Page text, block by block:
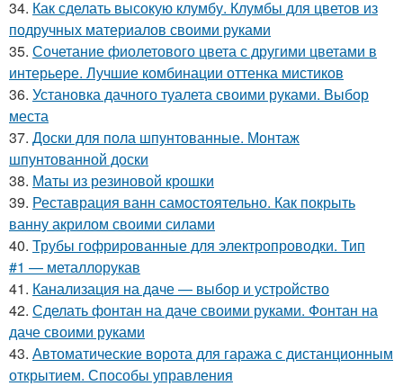
34. Как сделать высокую клумбу. Клумбы для цветов из
подручных материалов своими руками
35. Сочетание фиолетового цвета с другими цветами в
интерьере. Лучшие комбинации оттенка мистиков
36. Установка дачного туалета своими руками. Выбор
места
37. Доски для пола шпунтованные. Монтаж
шпунтованной доски
38. Маты из резиновой крошки
39. Реставрация ванн самостоятельно. Как покрыть
ванну акрилом своими силами
40. Трубы гофрированные для электропроводки. Тип
#1 — металлорукав
41. Канализация на даче — выбор и устройство
42. Сделать фонтан на даче своими руками. Фонтан на
даче своими руками
43. Автоматические ворота для гаража с дистанционным
открытием. Способы управления